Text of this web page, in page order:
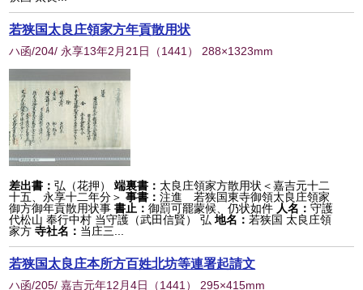
若狭国太良庄領家方年貢散用状
ハ函/204/ 永享13年2月21日 （1441 ） 288×1323mm
差出書：弘（花押） 端裏書： 太良庄領家方散用状＜嘉吉元十二
十五、永享十二年分＞ 事書：注進 若狭国東寺御領太良庄領家
御方御年貢散用状事 書止：御罰可罷蒙候、仍状如件 人名：守護
代松山 奉行中村 当守護（武田信賢） 弘 地名：若狭国 太良庄領
家方 寺社名： 当庄三...
若狭国太良庄本所方百姓北坊等連署起請文
ハ函/205/ 嘉吉元年12月4日 （1441 ） 295×415mm